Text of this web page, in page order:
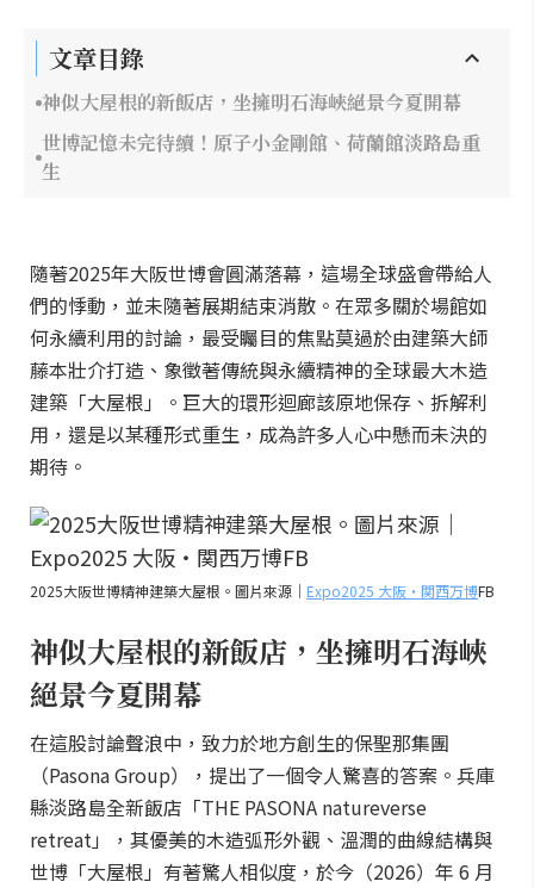
文章目錄
神似大屋根的新飯店，坐擁明石海峽絕景今夏開幕
世博記憶未完待續！原子小金剛館、荷蘭館淡路島重
生
隨著2025年大阪世博會圓滿落幕，這場全球盛會帶給人
們的悸動，並未隨著展期結束消散。在眾多關於場館如
何永續利用的討論，最受矚目的焦點莫過於由建築大師
藤本壯介打造、象徵著傳統與永續精神的全球最大木造
建築「大屋根」。巨大的環形迴廊該原地保存、拆解利
用，還是以某種形式重生，成為許多人心中懸而未決的
期待。
2025大阪世博精神建築大屋根。圖片來源｜ Expo2025 大阪・関西万博FB
神似大屋根的新飯店，坐擁明石海峽
絕景今夏開幕
在這股討論聲浪中，致力於地方創生的保聖那集團
（Pasona Group），提出了一個令人驚喜的答案。兵庫
縣淡路島全新飯店「THE PASONA natureverse
retreat」，其優美的木造弧形外觀、溫潤的曲線結構與
世博「大屋根」有著驚人相似度，於今（2026）年 6 月